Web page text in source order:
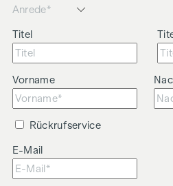
Titel
Vorname
Rückrufservice
E-Mail